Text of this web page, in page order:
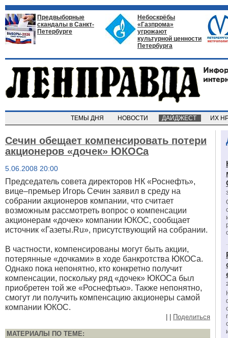
Предвыборные
скандалы в Санкт-
Петербурге
Небоскрёбы
«Газпрома»
угрожают
культурной ценности
Петербурга
ТЕМЫ ДНЯ НОВОСТИ ДАЙДЖЕСТ ИХ
Сечин обещает компенсировать потери
акционеров «дочек» ЮКОСа
5.06.2008 20:00
Председатель совета директоров НК «Роснефть»,
вице–премьер Игорь Сечин заявил в среду на
собрании акционеров компании, что считает
возможным рассмотреть вопрос о компенсации
акционерам «дочек» компании ЮКОС, сообщает
источник «Газеты.Ru», присутствующий на собрании.
В частности, компенсированы могут быть акции,
потерянные «дочками» в ходе банкротства ЮКОСа.
Однако пока непонятно, кто конкретно получит
компенсации, поскольку ряд «дочек» ЮКОСа был
приобретен той же «Роснефтью». Также непонятно,
смогут ли получить компенсацию акционеры самой
компании ЮКОС.
Поделиться
МАТЕРИАЛЫ ПО ТЕМЕ: